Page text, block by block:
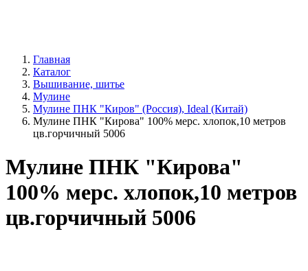
Главная
Каталог
Вышивание, шитье
Мулине
Мулине ПНК "Киров" (Россия), Ideal (Китай)
Мулине ПНК "Кирова" 100% мерс. хлопок,10 метров
цв.горчичный 5006
Мулине ПНК "Кирова"
100% мерс. хлопок,10 метров
цв.горчичный 5006